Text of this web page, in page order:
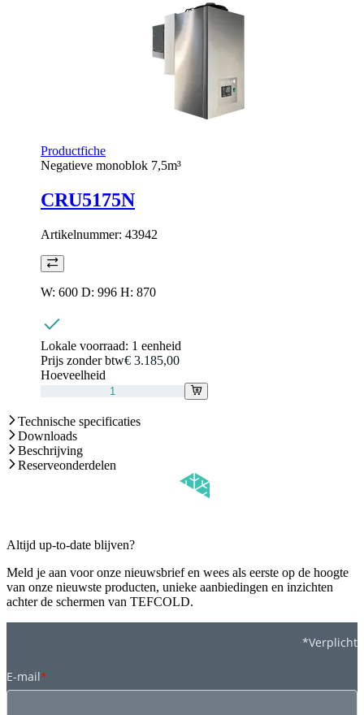
Productfiche
Negatieve monoblok 7,5m³
CRU5175N
Artikelnummer: 43942
W: 600 D: 996 H: 870
Lokale voorraad: 1 eenheid
Prijs zonder btw€ 3.185,00
Hoeveelheid
Technische specificaties
Downloads
Beschrijving
Reserveonderdelen
Altijd up-to-date blijven?
Meld je aan voor onze nieuwsbrief en wees als eerste op de hoogte
van onze nieuwste producten, unieke aanbiedingen en inzichten
achter de schermen van TEFCOLD.
*Verplicht
E-mail*